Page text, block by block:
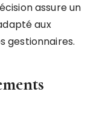
assure un
aux
gestionnaires.